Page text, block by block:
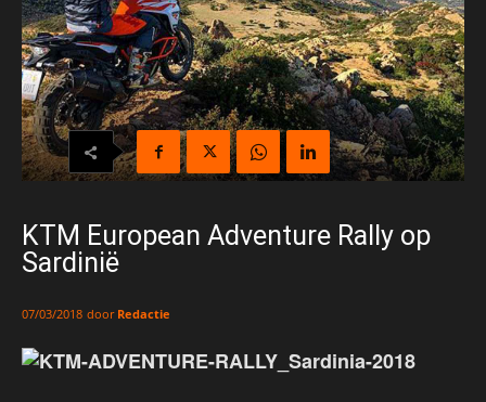
KTM European Adventure Rally op
Sardinië
07/03/2018 door Redactie